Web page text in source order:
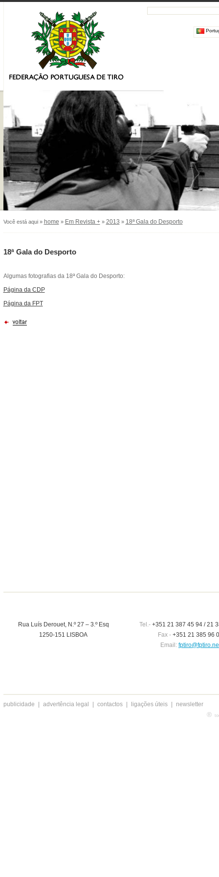
Você está aqui » home » Em Revista +» 2013 » 18ª Gala do Desporto
18ª Gala do Desporto
Algumas fotografias da 18ª Gala do Desporto:
Página da CDP
Página da FPT
Rua Luís Derouet, N.º 27 – 3.º Esq
1250-151 LISBOA
Tel.-+351 21 387 45 94 / 21
Fax - +351 21 385 96
Email:
publicidade advertência legal contactos ligações úteis newsletter
®